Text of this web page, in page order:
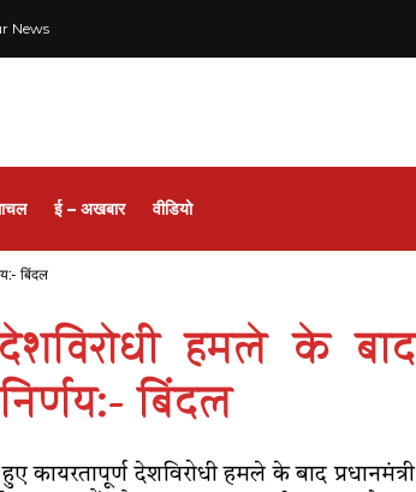
News
ई – अखबार वीडियो
बिंदल
हमले के बाद
बिंदल
देशविरोधी हमले के बाद प्रधानमंत्री